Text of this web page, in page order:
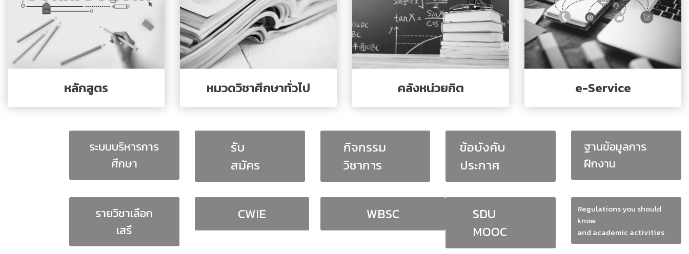
รายงานจำนวนนักศึกษาลูกคนแรก
รายงานจำนวนผู้สำเร็จการศึกษา
รายชื่อผู้สำเร็จการศึกษา
รายวิชาเลือกเสรี
สรุปองค์ความรู้กิจกรรมสนับสนุนด้านวิชาการ
สหกิจศึกษาฯ (CWIE)
สายตรงผู้อำนวยการ
สาระน่ารู้สำหรับนักศึกษา
สาระน่ารู้สำหรับบุคลากรทั้งหมด
เกี่ยวกับงานประกันคุณภาพ
เบอร์โทรศัพท์หน่วยงาน
หลักสูตร หมวดวิชาศึกษาทั่วไป คลังหน่วยกิต e-Service
ระบบบริหารการ
ศึกษา
รับ
สมัคร
กิจกรรม
วิชาการ
ข้อบังคับ
ประกาศ
ฐานข้อมูลการ
ฝึกงาน
รายวิชาเลือก
เสรี
CWIE WBSC
SDU
MOOC
Regulations you should
know
and academic activities